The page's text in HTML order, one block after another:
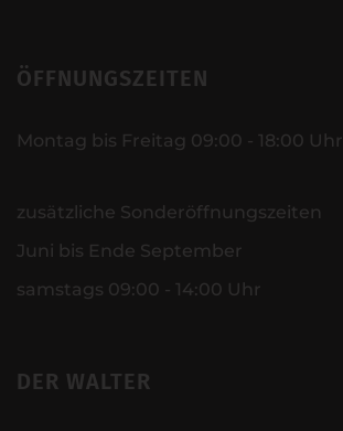
ÖFFNUNGSZEITEN
Montag bis Freitag 09:00 - 18:00 Uhr
zusätzliche Sonderöffnungszeiten
Juni bis Ende September
samstags 09:00 - 14:00 Uhr
DER WALTER